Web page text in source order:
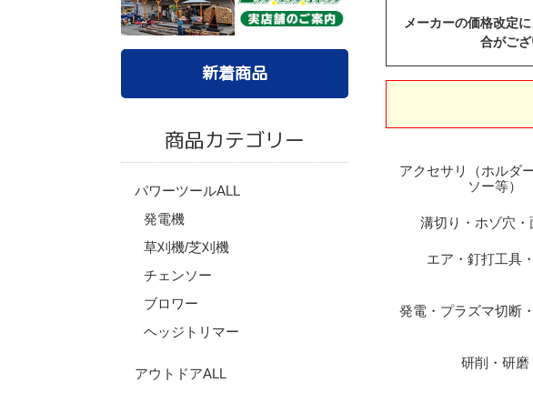
新着商品
商品カテゴリー
パワーツールALL
発電機
草刈機/芝刈機
チェンソー
ブロワー
ヘッジトリマー
アウトドアALL
メーカーの価格改定
合がご
アクセサリ（ホルダ
ソー等）
溝切り・ホゾ穴・
エア・釘打工具
発電・プラズマ切断
研削・研磨